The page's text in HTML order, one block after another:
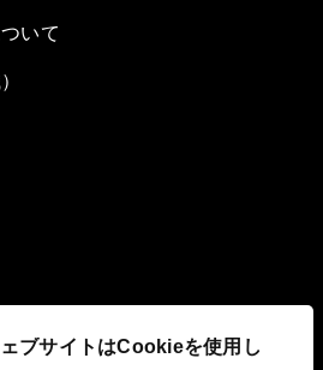
ブサイトはCookieを使用し
いて
り組み